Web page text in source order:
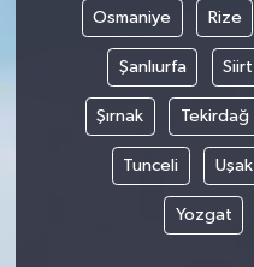
Osmaniye Rize
Şanlıurfa Siirt
Şırnak Tekirdağ
Tunceli Uşak
Yozgat